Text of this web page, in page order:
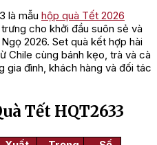
là mẫu hộp quà Tết 2026
cho khởi đầu suôn sẻ và
2026. Set quà kết hợp hài
Chile cùng bánh kẹo, trà và cà
gia đình, khách hàng và đối tác
Tết HQT2633